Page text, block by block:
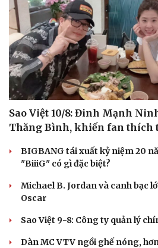
Du lịch
Tư vấn
Săn Tour
check-in
Kể
Sao Việt 10/8: Đinh Mạnh
Thăng Bình, khiến fan thích
BIGBANG tái xuất kỷ niệm 20
"BiiiG" có gì đặc biệt?
Michael B. Jordan và canh bạc
Oscar
Sao Việt 9-8: Công ty quản lý
Dàn MC VTV ngồi ghế nóng,